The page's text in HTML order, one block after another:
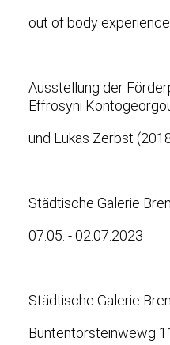
out of body
Ausstellung der
Effrosyni
und Lukas Zerbst
Städtische Galerie
07.05. - 02.07.2023
Städtische Galerie
Buntentorsteinwewg